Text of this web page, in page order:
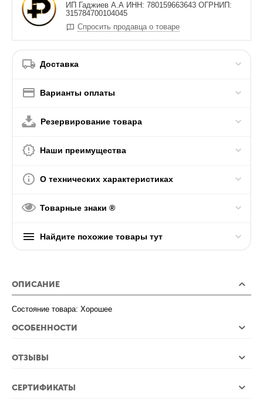
ИП Гаджиев А.А ИНН: 780159663643 ОГРНИП:
315784700104045
Спросить продавца о товаре
Доставка
Варианты оплаты
Резервирование товара
Наши преимущества
О технических характеристиках
Товарные знаки ®
Найдите похожие товары тут
ОПИСАНИЕ
Состояние товара: Хорошее
ОСОБЕННОСТИ
ОТЗЫВЫ
СЕРТИФИКАТЫ